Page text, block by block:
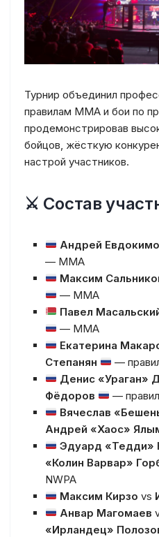
Турнир объединил
правилам MMA и бои по
продемонстрировав
бойцов, жёсткую
настрой участников.
⚔ Состав
Андрей
— MMA
Максим
— MMA
Павел
— MMA
Екатерина
Степанян
—
Денис «Ураган»
Фёдоров
—
Вячеслав
Андрей «Хаос»
Эдуард «Тедди»
«Колин Варвар»
NWPA
Максим Кирзо vs
Анвар Магомаев
«Ирландец»